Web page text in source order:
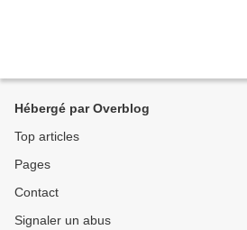
Hébergé par Overblog
Top articles
Pages
Contact
Signaler un abus